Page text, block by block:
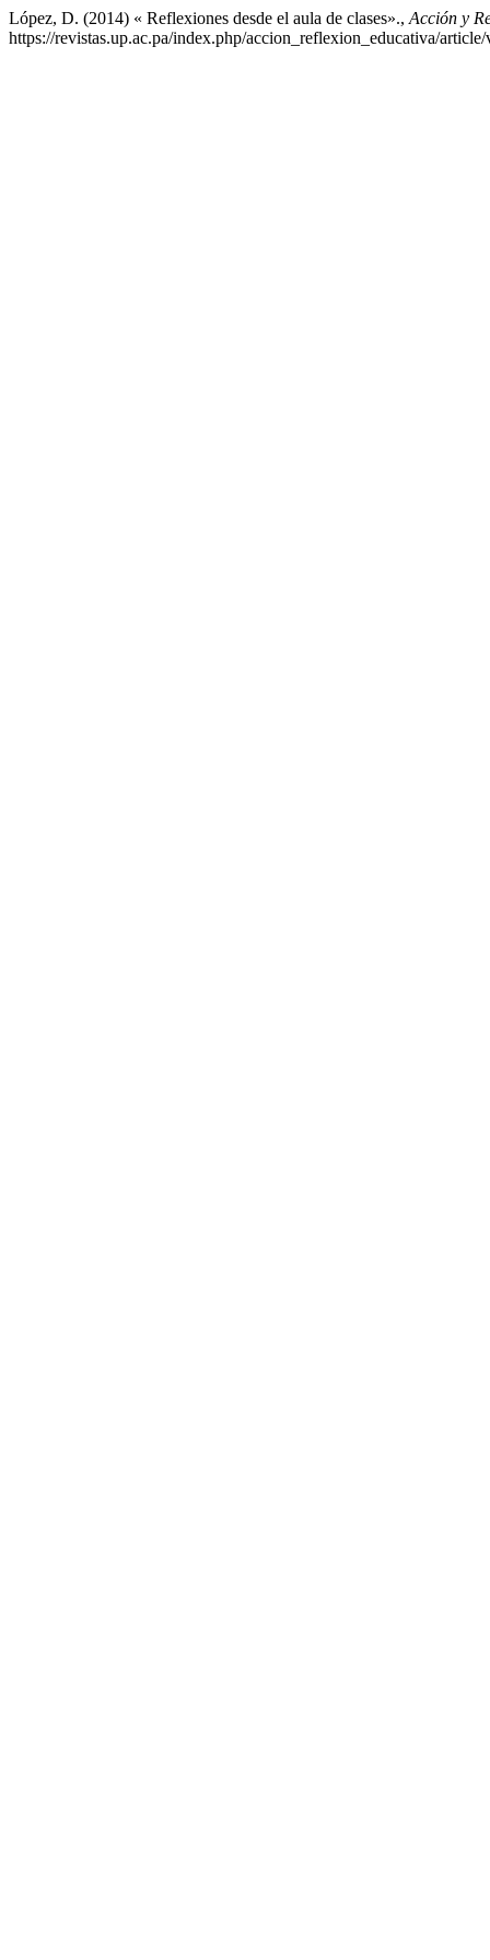
López, D. (2014) « Reflexiones desde el aula de clases»., Acción y
https://revistas.up.ac.pa/index.php/accion_reflexion_educativa/